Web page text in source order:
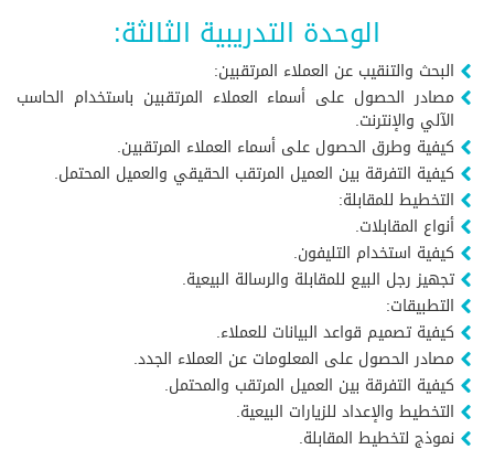
الوحدة التدريبية الثالثة:
البحث والتنقيب عن العملاء المرتقبين:
مصادر الحصول على أسماء العملاء المرتقبين باستخدام الحاسب
الآلي والإنترنت.
كيفية وطرق الحصول على أسماء العملاء المرتقبين.
كيفية التفرقة بين العميل المرتقب الحقيقي والعميل المحتمل.
التخطيط للمقابلة:
أنواع المقابلات.
كيفية استخدام التليفون.
تجهيز رجل البيع للمقابلة والرسالة البيعية.
التطبيقات:
كيفية تصميم قواعد البيانات للعملاء.
مصادر الحصول على المعلومات عن العملاء الجدد.
كيفية التفرقة بين العميل المرتقب والمحتمل.
التخطيط والإعداد للزيارات البيعية.
نموذج لتخطيط المقابلة.